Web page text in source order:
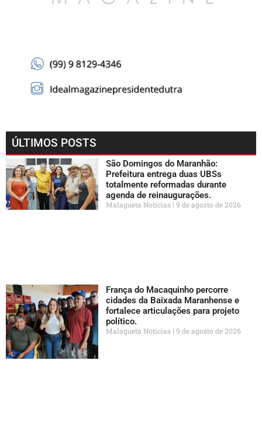
ÚLTIMOS POSTS
São Domingos do Maranhão:
Prefeitura entrega duas UBSs
totalmente reformadas durante
agenda de reinaugurações.
Malagueta Notícias 9 de agosto de 2026
França do Macaquinho percorre
cidades da Baixada Maranhense e
fortalece articulações para projeto
político.
Malagueta Notícias 9 de agosto de 2026